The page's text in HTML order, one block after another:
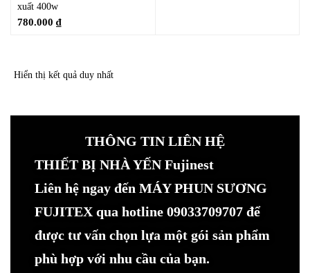
xuất 400w
780.000 ₫
Hiển thị kết quả duy nhất
THÔNG TIN LIÊN HỆ
THIẾT BỊ NHÀ YẾN Fujinest
Liên hệ ngay đến MÁY PHUN SƯƠNG
FUJITEX qua hotline 09033709707 để
được tư vấn chọn lựa một gói sản phẩm
phù hợp với nhu cầu của bạn.